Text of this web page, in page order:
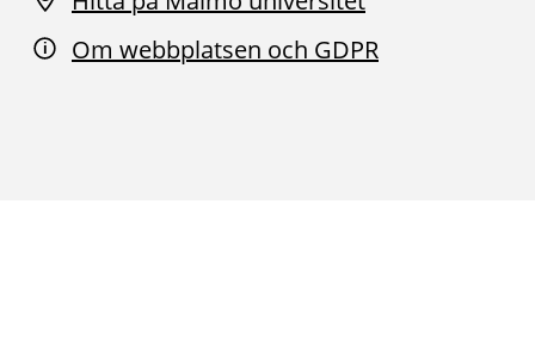
Om webbplatsen och GDPR